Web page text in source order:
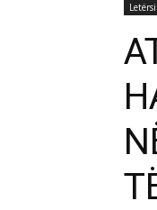
Letërsi